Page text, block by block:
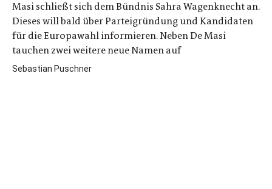
Masi schließt sich dem Bündnis Sahra Wagenknecht an.
Dieses will bald über Parteigründung und Kandidaten
für die Europawahl informieren. Neben De Masi
tauchen zwei weitere neue Namen auf
Sebastian Puschner